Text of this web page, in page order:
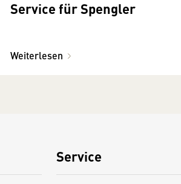
Service für Spengler
Weiterlesen
Service